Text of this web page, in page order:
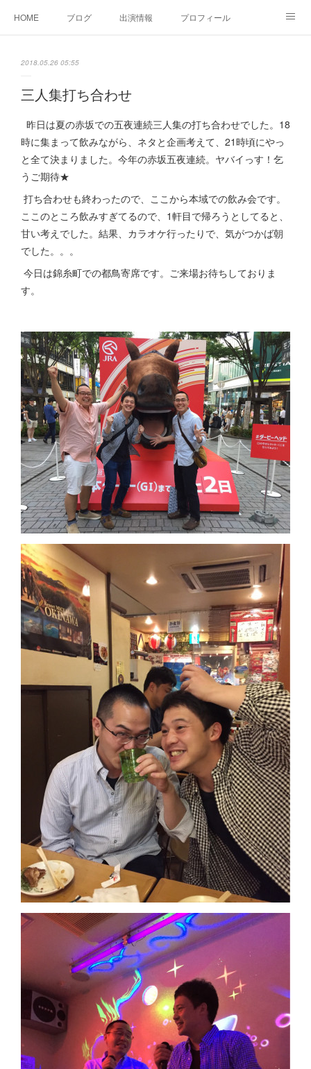
HOME ブログ 出演情報 プロフィール
2018.05.26 05:55
三人集打ち合わせ
昨日は夏の赤坂での五夜連続三人集の打ち合わせでした。18
時に集まって飲みながら、ネタと企画考えて、21時頃にやっ
と全て決まりました。今年の赤坂五夜連続。ヤバイっす！乞
うご期待★
打ち合わせも終わったので、ここから本域での飲み会です。
ここのところ飲みすぎてるので、1軒目で帰ろうとしてると、
甘い考えでした。結果、カラオケ行ったりで、気がつかば朝
でした。。。
今日は錦糸町での都鳥寄席です。ご来場お待ちしておりま
す。